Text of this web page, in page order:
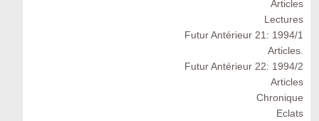
Articles
Lectures
Futur Antérieur 21: 1994/1
Articles.
Futur Antérieur 22: 1994/2
Articles
Chronique
Eclats